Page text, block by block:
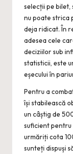
selecții pe bilet,
nu poate strica
deja ridicat. În
adesea cele
deciziilor sub
statisticii, este
eșecului în
Pentru a
își stabilească
un câștig de
suficient pentru
urmăriți cota
sunteți dispuși